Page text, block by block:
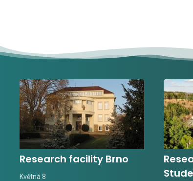
Research facility Brno
Květná 8